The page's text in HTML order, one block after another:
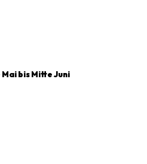
bis Mitte Juni